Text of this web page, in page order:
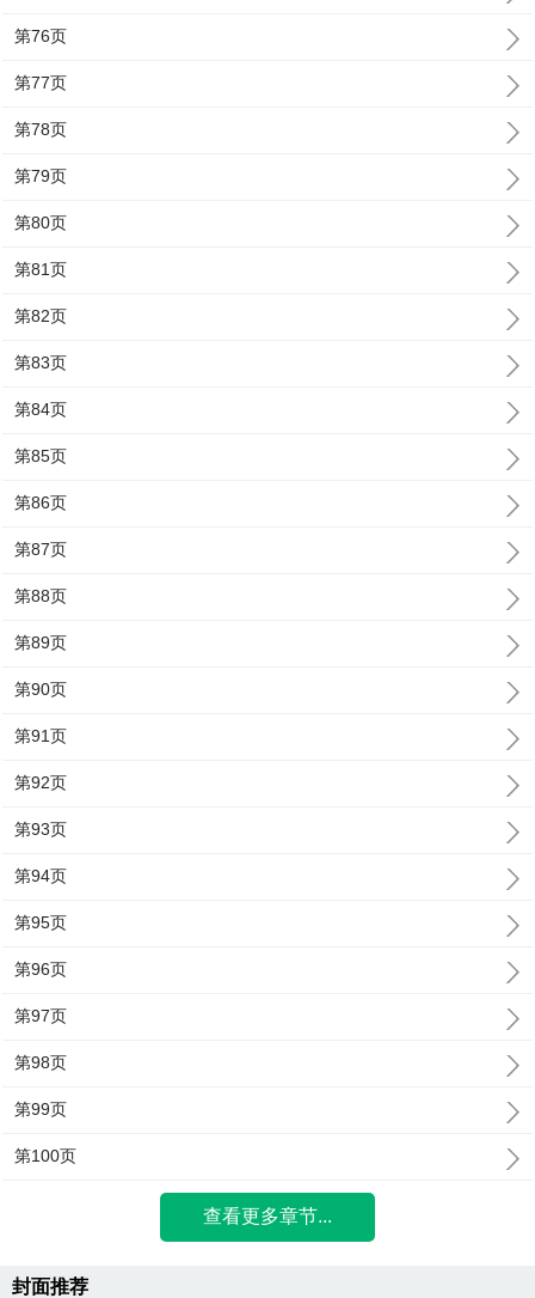
第76页
第77页
第78页
第79页
第80页
第81页
第82页
第83页
第84页
第85页
第86页
第87页
第88页
第89页
第90页
第91页
第92页
第93页
第94页
第95页
第96页
第97页
第98页
第99页
第100页
查看更多章节...
封面推荐